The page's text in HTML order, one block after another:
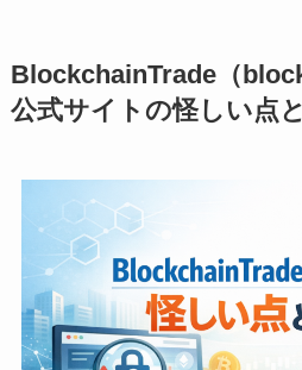
BlockchainTrade（
公式サイトの怪しい点